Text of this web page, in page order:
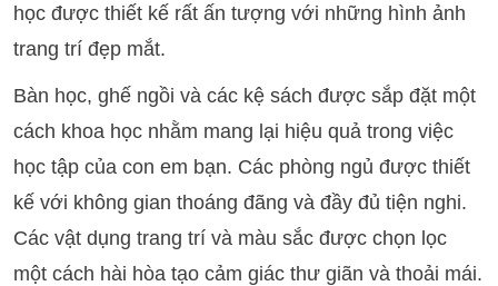
học được thiết kế rất ấn tượng với những hình ảnh
trang trí đẹp mắt.
Bàn học, ghế ngồi và các kệ sách được sắp đặt một
cách khoa học nhằm mang lại hiệu quả trong việc
học tập của con em bạn. Các phòng ngủ được thiết
kế với không gian thoáng đãng và đầy đủ tiện nghi.
Các vật dụng trang trí và màu sắc được chọn lọc
một cách hài hòa tạo cảm giác thư giãn và thoải mái.